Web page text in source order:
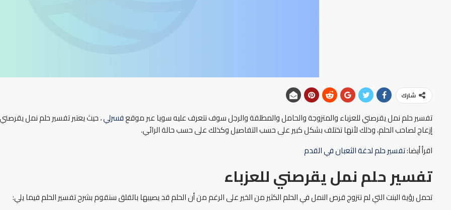
شارك
تفسير حلم نمل يقرصني للعزباء والمتزوجة والحامل والمطلقة والرجل سوف نتعرف عليه سويا عبر موقعفسرلي، حيث يعتبر تفسير حلم نمل
إزعاج لصاحب الحلم، وذلك لأنها تختلف بشكل كبير على حسب التفاصيل وكذلك على حسب حالة الرائي.
اقرأ أيضا:تفسير حلم لدغة الثعبان في القدم
تفسير حلم نمل يقرصني للعزباء
تحمل رؤية البنت التي لم تتزوج قرص النمل في الحلم الكثير من الخير على الرغم من أن الحلم قد يصيبها بالقلق سنقوم بشرح تفسير الحلم فيما يلي: